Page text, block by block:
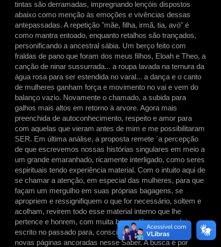
tintas são derramadas, impregnando lençóis dispostos
abaixo como menção às emoções e vivências dessas
antepassadas. A repetição "mãe, filha, irmã, tia, avó" é
como mantra entoado, enquanto retalhos são trançados,
personificando a ancestral sábia. Um berço feito com
fraldas de pano que foram dos meus filhos, Eloah e Theo, a
canção de ninar sussurrada... a roupa lavada na ternura da
água rosa para ser estendida no varal... a dança e o canto
de mulheres ganham força e movimento no vai e vem do
balanço vazio. Novamente o chamado, a subida para
galhos mais altos em retorno à arvore. Agora mais
preenchida de autoconhecimento, respeito e amor para
com aquelas que vieram antes de mim e me possibilitaram
SER. Em última análise, a proposta remete `a percepção
de que escrevemos nossas histórias singulares em meio a
um grande emaranhado, ricamente interligado, como seres
espirituais tendo experiência material. Com o intuito aqui de
se chamar a atenção, em especial das mulheres, para que
façam um mergulho em suas próprias bagagens, se
apropriem e ressignifiquem o que for necessário, soltem e
acolham, revirem todo esse material interno que lhe
pertence e honrem, com muita benevolência o que foi
escrito no passado para, conscientemente, cocriarem
novas páginas ancoradas nesse Saber. A busca é por